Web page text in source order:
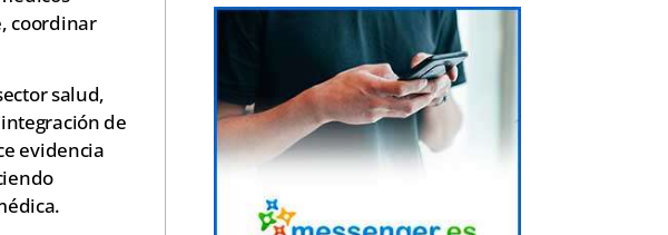
coordinar
salud,
de
evidencia